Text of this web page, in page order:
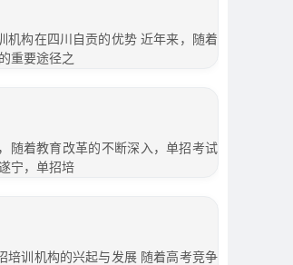
机构在四川自贡的优势 近年来，随着
重要途径之
随着教育改革的不断深入，单招考试
宁，单招培
培训机构的兴起与发展 随着高考竞争